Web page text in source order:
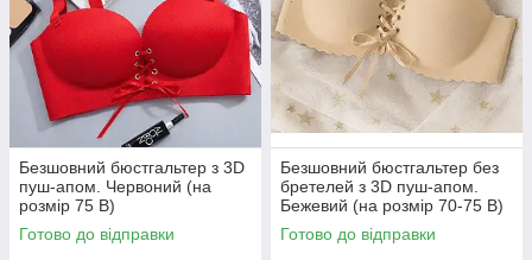
Безшовний бюстгальтер з 3D
пуш-апом. Червоний (на
розмір 75 B)
Готово до відправки
Безшовний бюстгальтер без
бретелей з 3D пуш-апом.
Бежевий (на розмір 70-75 B)
Готово до відправки